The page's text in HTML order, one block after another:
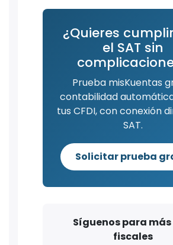
¿Quieres
el SAT sin
Prueba misKuentas
contabilidad
tus CFDI, con conexión
SAT.
Solicitar prueba
Síguenos para
fiscales